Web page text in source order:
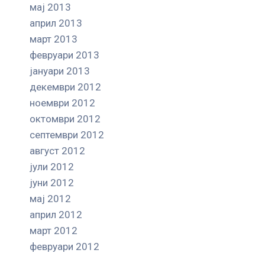
мај 2013
април 2013
март 2013
февруари 2013
јануари 2013
декември 2012
ноември 2012
октомври 2012
септември 2012
август 2012
јули 2012
јуни 2012
мај 2012
април 2012
март 2012
февруари 2012